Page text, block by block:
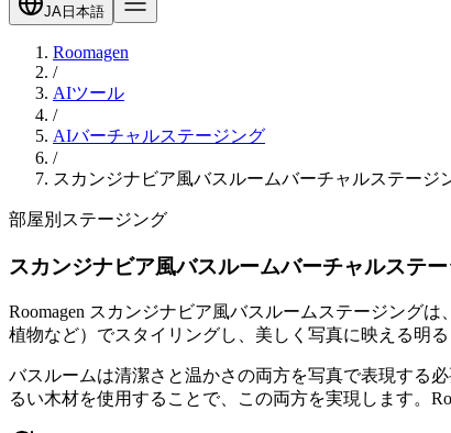
JA 日本語
Roomagen
/
AIツール
/
AIバーチャルステージング
/
スカンジナビア風バスルームバーチャルステー
部屋別ステージング
スカンジナビア風バスルームバーチャルステ
Roomagen スカンジナビア風バスルームステージング
植物など）でスタイリングし、美しく写真に映える明
バスルームは清潔さと温かさの両方を写真で表現する
るい木材を使用することで、この両方を実現します。